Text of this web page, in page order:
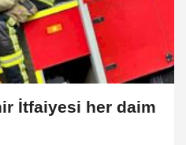
İtfaiyesi her daim